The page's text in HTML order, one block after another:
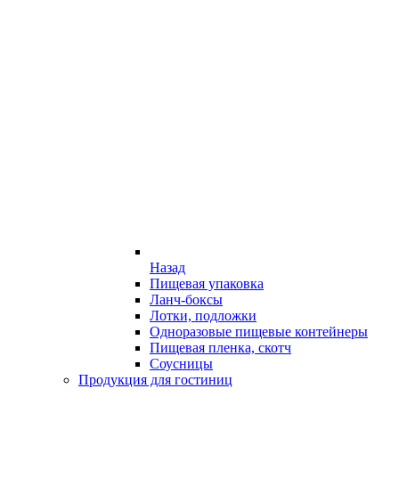
Назад
Пищевая упаковка
Ланч-боксы
Лотки, подложки
Одноразовые пищевые контейнеры
Пищевая пленка, скотч
Соусницы
Продукция для гостиниц